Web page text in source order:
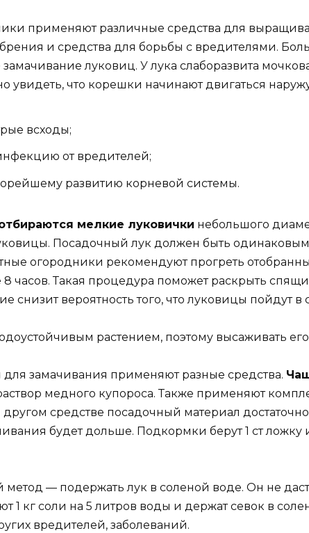
применяют различные средства для
и средства для борьбы с вредителями.
луковиц. У лука слаборазвита
увидеть, что корешки начинают двигаться
всходы;
от вредителей;
развитию корневой системы.
мелкие луковички небольшого
Посадочный лук должен быть
огородники рекомендуют прогреть
8 часов. Такая процедура поможет раскрыть
снизит вероятность того, что луковицы пойдут в
растением, поэтому высаживать
замачивания применяют разные средства.
медного купороса. Также применяют
средстве посадочный материал
будет дольше. Подкормки берут 1 ст ложку
— подержать лук в соленой воде. Он не
1 кг соли на 5 литров воды и держат севок в
вредителей, заболеваний.